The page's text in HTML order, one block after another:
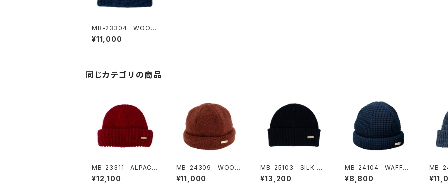
MB-23304 WOOL
STEP KNIT
¥11,000
同じカテゴリの商品
MB-23311 ALPACA
WOOL W KNIT
¥12,100
MB-24309 WOOL
BOA WATCH
¥11,000
MB-25103 SILK KN
IT WATCH
¥13,200
MB-24104 WAFFLE
WATCH CAP
¥8,800
MB-
TEP